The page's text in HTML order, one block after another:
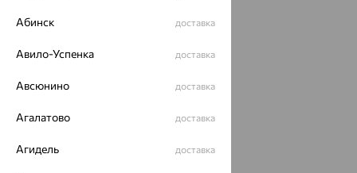
Абинск доставка
Авило-Успенка доставка
Авсюнино доставка
Агалатово доставка
Агидель доставка